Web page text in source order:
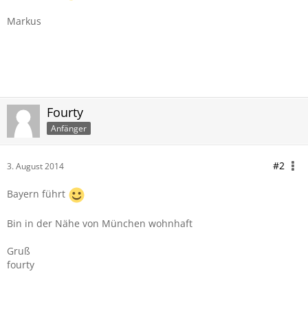
Markus
Fourty
Anfänger
3. August 2014 #2
Bayern führt
Bin in der Nähe von München wohnhaft
Gruß
fourty